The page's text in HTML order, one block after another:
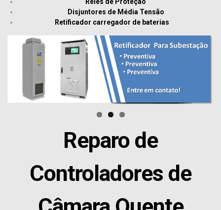
Disjuntores de Média Tensão
Retificador carregador de baterias
Reparo de
Controladores de